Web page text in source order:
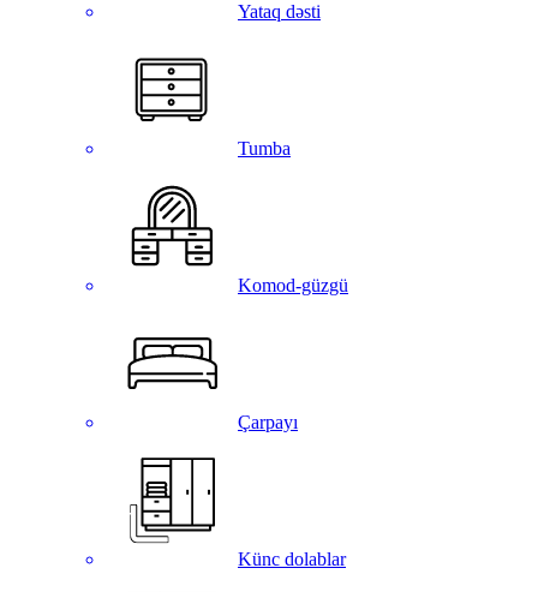
Yataq dəsti
Tumba
Komod-güzgü
Çarpayı
Künc dolablar